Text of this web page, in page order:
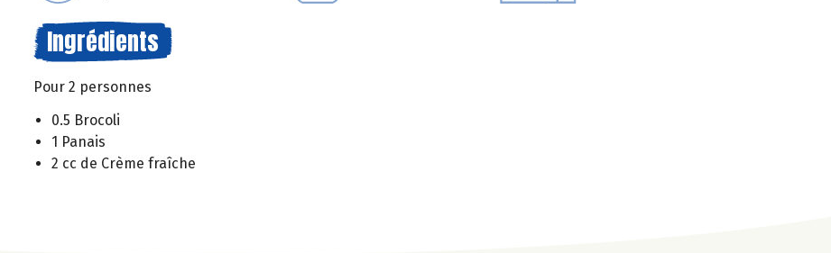
Ingrédients
Pour 2 personnes
0.5 Brocoli
1 Panais
2 cc de Crème fraîche